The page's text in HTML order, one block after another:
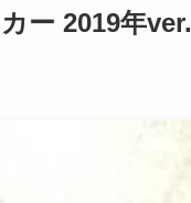
ー 2019年ver.